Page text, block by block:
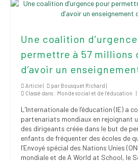
et
Une coalition
permettre à 57 millions
d’avoir un
Article | par Bousquet Richard |
Classé dans : Monde social et de l’éducation |
L’Internationale de l’éducation (IE) a
partenariats mondiaux en rejoignant
des dirigeants créée dans le but de
enfants de fréquenter des écoles de
l’Envoyé spécial des Nations Unies
mondiale et de A World at School, le